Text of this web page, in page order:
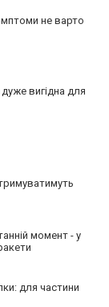
не варто
вигідна для
момент - у
для частини